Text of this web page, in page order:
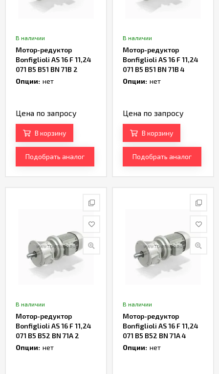
В наличии
Мотор-редуктор
Bonfiglioli AS 16 F 11,24
071 B5 B51 BN 71B 2
Артикул TH238373
Опции: нет
Цена по запросу
В корзину
Подобрать аналог
В наличии
Мотор-редуктор
Bonfiglioli AS 16 F 11,24
071 B5 B51 BN 71B 4
Артикул TH237221
Опции: нет
Цена по запросу
В корзину
Подобрать аналог
В наличии
Мотор-редуктор
Bonfiglioli AS 16 F 11,24
071 B5 B52 BN 71A 2
Артикул TH237366
Опции: нет
В наличии
Мотор-редуктор
Bonfiglioli AS 16 F 11,24
071 B5 B52 BN 71A 4
Артикул TH236274
Опции: нет